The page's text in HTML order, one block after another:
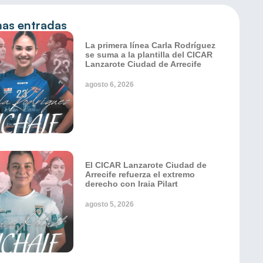
entradas
La primera línea Carla Rodríguez
se suma a la plantilla del CICAR
Lanzarote Ciudad de Arrecife
agosto 6, 2026
El CICAR Lanzarote Ciudad de
Arrecife refuerza el extremo
derecho con Iraia Pilart
agosto 5, 2026